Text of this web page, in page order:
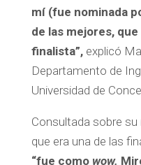
mí (fue nominada
de las mejores,
finalista”,explicó
Departamento de
Universidad de
Consultada sobre
que era una de las
“fue como wow.